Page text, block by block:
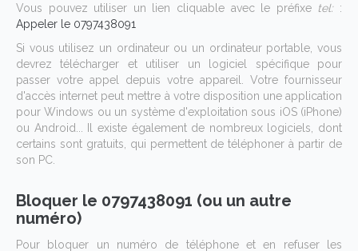
Vous pouvez utiliser un lien cliquable avec le préfixe tel::
Appeler le 0797438091
Si vous utilisez un ordinateur ou un ordinateur portable, vous
devrez télécharger et utiliser un logiciel spécifique pour
passer votre appel depuis votre appareil. Votre fournisseur
d'accès internet peut mettre à votre disposition une application
pour Windows ou un système d'exploitation sous iOS (iPhone)
ou Android... Il existe également de nombreux logiciels, dont
certains sont gratuits, qui permettent de téléphoner à partir de
son PC.
Bloquer le 0797438091 (ou un autre
numéro)
Pour bloquer un numéro de téléphone et en refuser les